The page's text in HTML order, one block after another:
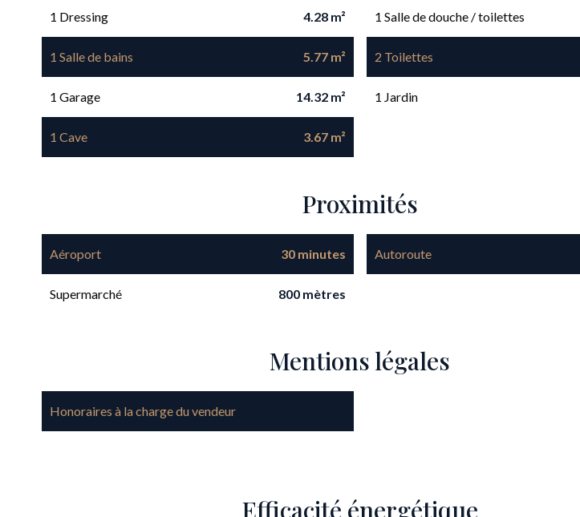
1 Dressing 4.28 m² 1 Salle de douche / toilettes
1 Salle de bains 5.77 m² 2 Toilettes
1 Garage 14.32 m² 1 Jardin
1 Cave 3.67 m²
Proximités
Aéroport 30 minutes Autoroute
Supermarché 800 mètres
Mentions légales
Honoraires à la charge du vendeur
Efficacité énergétique